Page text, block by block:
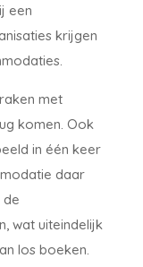
een
krijgen
met
komen. Ook
in één keer
daar
de
wat uiteindelijk
los boeken.